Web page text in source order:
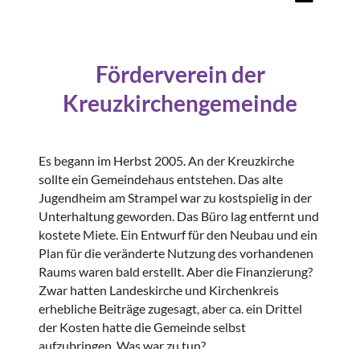
Förderverein der
Kreuzkirchengemeinde
Es begann im Herbst 2005. An der Kreuzkirche
sollte ein Gemeindehaus entstehen. Das alte
Jugendheim am Strampel war zu kostspielig in der
Unterhaltung geworden. Das Büro lag entfernt und
kostete Miete. Ein Entwurf für den Neubau und ein
Plan für die veränderte Nutzung des vorhandenen
Raums waren bald erstellt. Aber die Finanzierung?
Zwar hatten Landeskirche und Kirchenkreis
erhebliche Beiträge zugesagt, aber ca. ein Drittel
der Kosten hatte die Gemeinde selbst
aufzubringen. Was war zu tun?